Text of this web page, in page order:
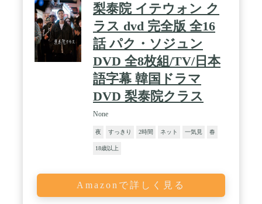
梨泰院 イテウォン ク
ラス dvd 完全版 全16
話 パク・ソジュン
DVD 全8枚組/TV/日本
語字幕 韓国ドラマ
DVD 梨泰院クラス
None
夜 すっきり 2時間 ネット 一気見 春
18歳以上
Amazonで詳しく見る